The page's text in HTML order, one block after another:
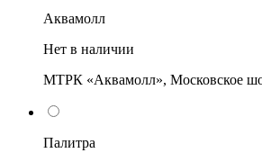
Аквамолл
Нет в наличии
МТРК «Аквамолл», Московское
Палитра